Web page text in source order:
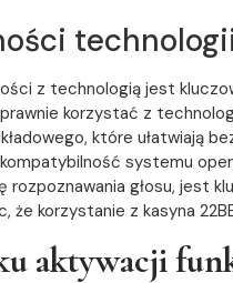
z technologią jest
korzystać z
które ułatwiają
systemu
głosu, jest
że korzystanie z kasyna
aktywacji